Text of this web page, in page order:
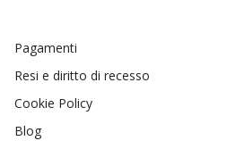
Pagamenti
Resi e diritto di recesso
Cookie Policy
Blog